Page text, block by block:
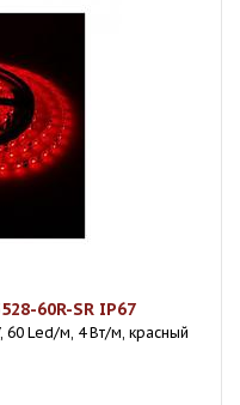
60R-SR IP67
60 Led/м, 4 Вт/м, красный